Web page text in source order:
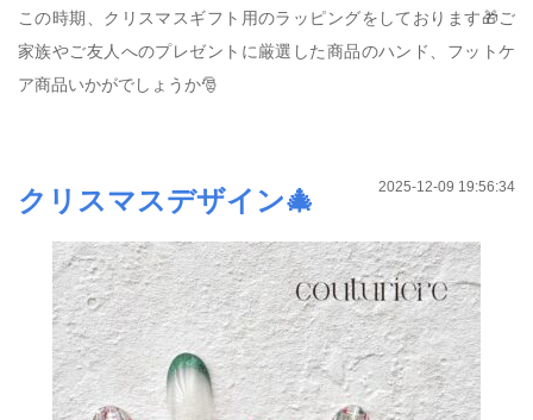
この時期、クリスマスギフト用のラッピングをしております🎁ご
家族やご友人へのプレゼントに厳選した商品のハンド、フットケ
ア商品いかがでしょうか🎅
2025-12-09 19:56:34
クリスマスデザイン🎄